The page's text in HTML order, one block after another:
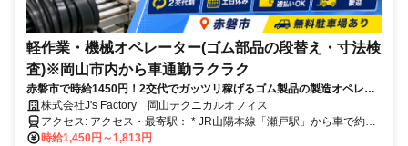
軽作業・機械オペレーター(ゴム部品の段替え・寸法検
査)※岡山市内から車通勤ラクラク
赤磐市で時給1450円！2交代でガッツリ稼げるゴム製品の製造オペレー
ター！岡山市東区や瀬戸内市からも車通勤ラクラク、土日休みでプライ
ベートも充実！
株式会社J's Factory 岡山テクニカルオフィス
アクセス: アクセス・最寄駅： * JR山陽本線「瀬戸駅」から車で約12
分 * JR津山線「金川駅」から車で約15分 * マイカー通勤・バイク通
時給1,450円～1,813円